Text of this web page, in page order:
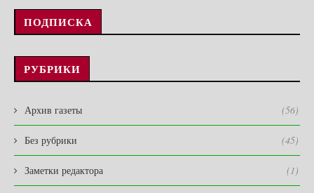
ПОДПИСКА
РУБРИКИ
Архив газеты (56)
Без рубрики (45)
Заметки редактора (1)